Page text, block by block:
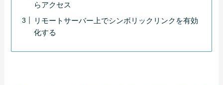
らアクセス
リモートサーバー上でシンボリックリンクを有効
化する